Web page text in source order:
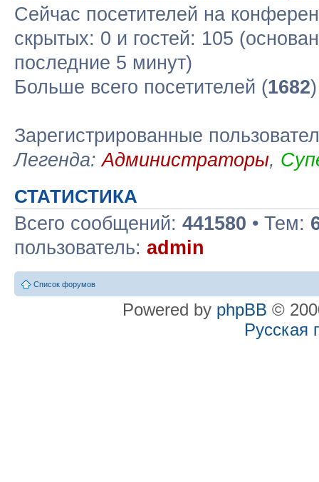
Сейчас посетителей на
скрытых: 0 и гостей: 105
последние 5 минут)
Больше всего посетителей (1682
Зарегистрированные
Легенда:Администраторы,
СТАТИСТИКА
Всего сообщений: 441580 • Тем:
пользователь: admin
Список форумов
Powered by phpBB ©
Русская